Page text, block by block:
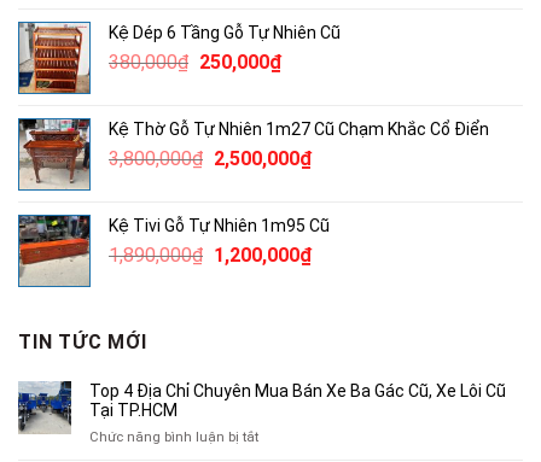
4,600,000₫.là:
Kệ Dép 6 Tầng Gỗ Tự Nhiên Cũ
380,000₫ Giá
380,000₫.
250,000₫Giá
là:
250,000₫.
Kệ Thờ Gỗ Tự Nhiên 1m27 Cũ Chạm Khắc Cổ Điển
3,800,000₫ Giá
3,800,000₫.
2,500,000₫Giá
là:
2,500,000₫.
Kệ Tivi Gỗ Tự Nhiên 1m95 Cũ
1,890,000₫ Giá
1,200,000₫Giá
TIN TỨC MỚI
Top 4 Địa Chỉ Chuyên Mua Bán Xe Ba Gác Cũ, Xe Lôi Cũ
Tại TP.HCM
Chức năng bình luận bị tắtở